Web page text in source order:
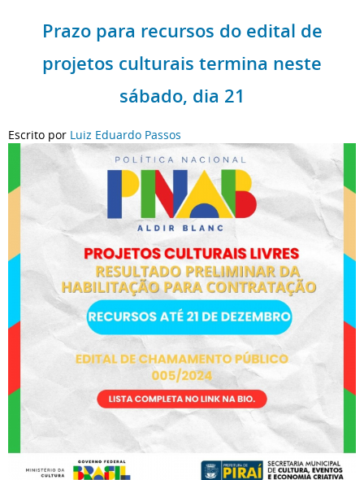
Prazo para recursos do edital de
projetos culturais termina neste
sábado, dia 21
Escrito por Luiz Eduardo Passos